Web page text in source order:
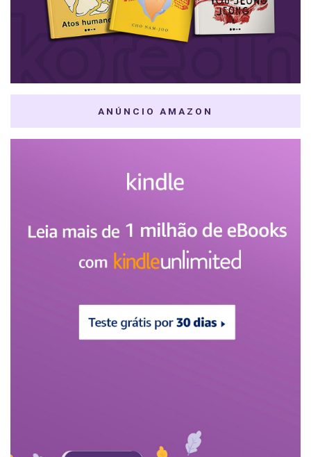
ANÚNCIO AMAZON